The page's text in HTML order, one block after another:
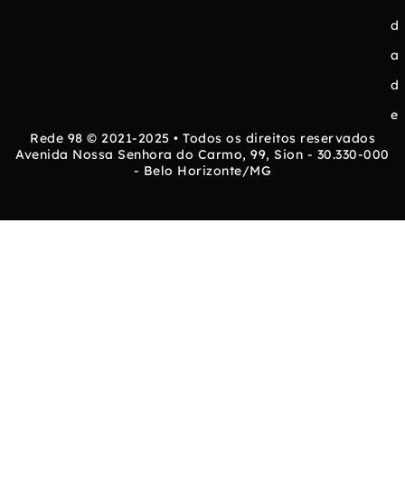
d
a
d
e
Rede 98 © 2021-2025 • Todos os direitos reservados
Avenida Nossa Senhora do Carmo, 99, Sion - 30.330-000
- Belo Horizonte/MG